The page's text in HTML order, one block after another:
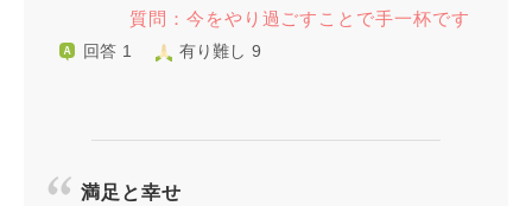
質問：今をやり過ごすことで手一杯です
回答 1 有り難し 9
満足と幸せ